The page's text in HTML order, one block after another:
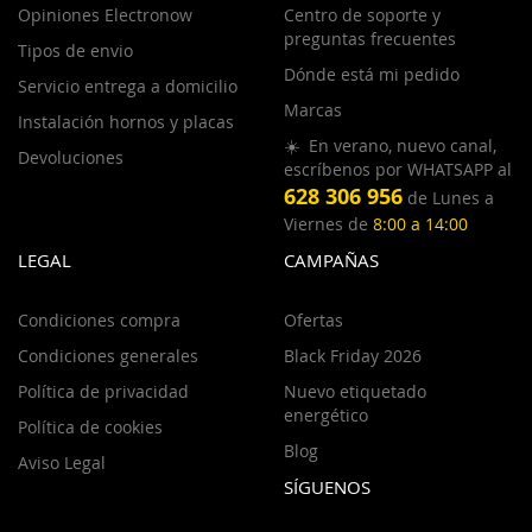
Opiniones Electronow
Tipos de envio
Servicio entrega a domicilio
Instalación hornos y placas
Devoluciones
Centro de soporte y
preguntas frecuentes
Dónde está mi pedido
Marcas
☀️ En verano, nuevo canal,
escríbenos por WHATSAPP al
628 306 956 de Lunes a
Viernes de 8:00 a 14:00
LEGAL
Condiciones compra
Condiciones generales
Política de privacidad
Política de cookies
Aviso Legal
CAMPAÑAS
Ofertas
Black Friday 2026
Nuevo etiquetado
energético
Blog
SÍGUENOS